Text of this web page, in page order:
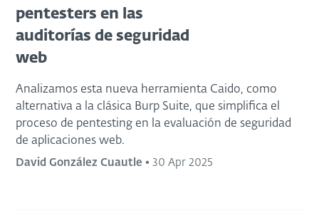
pentesters en las
auditorías de seguridad
web
Analizamos esta nueva herramienta Caido, como
alternativa a la clásica Burp Suite, que simplifica el
proceso de pentesting en la evaluación de seguridad
de aplicaciones web.
David González Cuautle • 30 Apr 2025